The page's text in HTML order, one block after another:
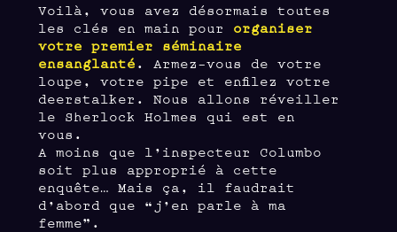
Voilà, vous avez désormais toutes
les clés en main pour organiser
votre premier séminaire
ensanglanté . Armez-vous de votre
loupe, votre pipe et enfilez votre
deerstalker. Nous allons réveiller
le Sherlock Holmes qui est en
vous.
A moins que l’inspecteur Columbo
soit plus approprié à cette
enquête… Mais ça, il faudrait
d’abord que “j’en parle à ma
femme”.